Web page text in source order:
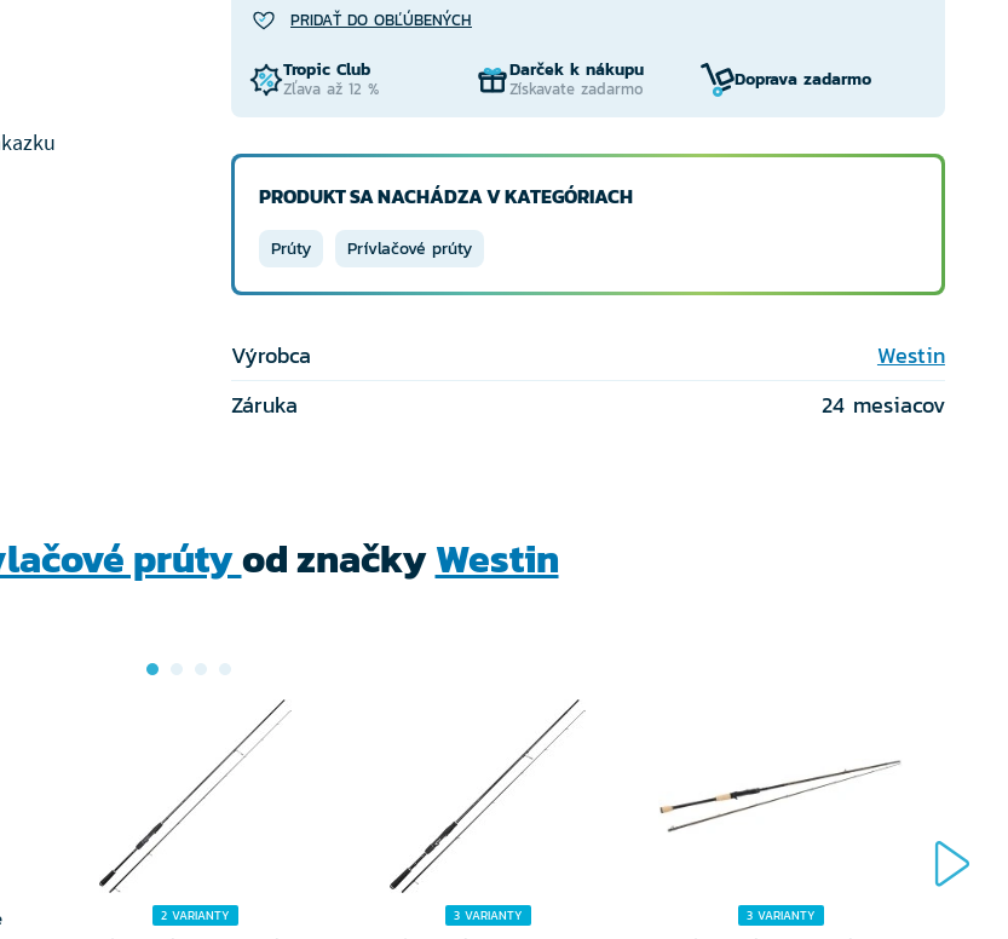
PRIDAŤ DO OBĽÚBENÝCH
Tropic Club
Zľava až 12 %
Darček k nákupu
Získavate zadarmo Doprava zadarmo
PRODUKT SA NACHÁDZA V KATEGÓRIACH
Prúty Prívlačové prúty
Výrobca
Westin
Záruka
24 mesiacov
prútyod značkyWestin
2 VARIANTY 3 VARIANTY 3 VARIANTY